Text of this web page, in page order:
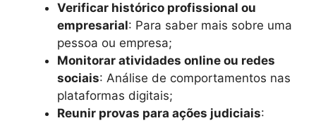
Verificar histórico profissional ou
empresarial: Para saber mais sobre uma
pessoa ou empresa;
Monitorar atividades online ou redes
sociais: Análise de comportamentos nas
plataformas digitais;
Reunir provas para ações judiciais: